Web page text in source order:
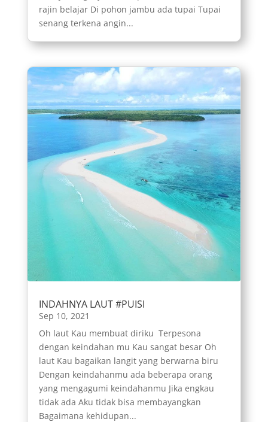
rajin belajar Di pohon jambu ada tupai Tupai
senang terkena angin...
INDAHNYA LAUT #PUISI
Sep 10, 2021
Oh laut Kau membuat diriku Terpesona
dengan keindahan mu Kau sangat besar Oh
laut Kau bagaikan langit yang berwarna biru
Dengan keindahanmu ada beberapa orang
yang mengagumi keindahanmu Jika engkau
tidak ada Aku tidak bisa membayangkan
Bagaimana kehidupan...